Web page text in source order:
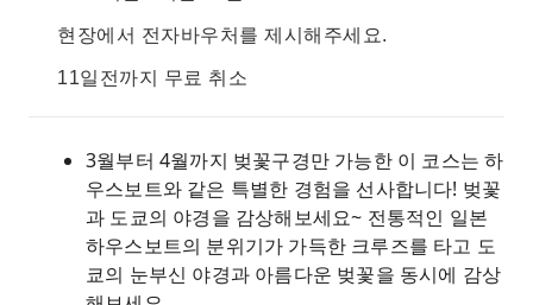
현장에서 전자바우처를 제시해주세요.
11일전까지 무료 취소
3월부터 4월까지 벚꽃구경만 가능한 이 코스는 하
우스보트와 같은 특별한 경험을 선사합니다! 벚꽃
과 도쿄의 야경을 감상해보세요~ 전통적인 일본
하우스보트의 분위기가 가득한 크루즈를 타고 도
쿄의 눈부신 야경과 아름다운 벚꽃을 동시에 감상